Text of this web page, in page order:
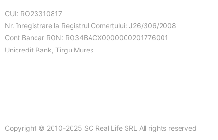
CUI: RO23310817
Nr. înregistrare la Registrul Comerțului: J26/306/2008
Cont Bancar RON: RO34BACX0000000201776001
Unicredit Bank, Tirgu Mures
Copyright © 2010-2025 SC Real Life SRL All rights reserved